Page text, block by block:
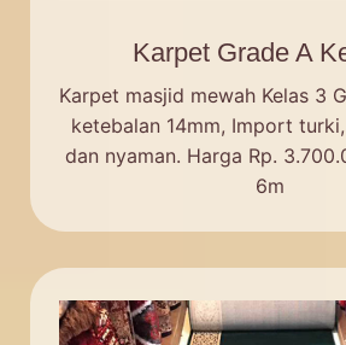
Karpet Grade A
Karpet masjid mewah Kelas 3
ketebalan 14mm, Import
dan nyaman. Harga Rp.
6m